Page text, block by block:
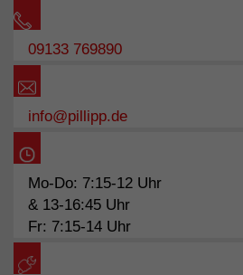
09133 769890
info@pillipp.de
Mo-Do: 7:15-12 Uhr
& 13-16:45 Uhr
Fr: 7:15-14 Uhr